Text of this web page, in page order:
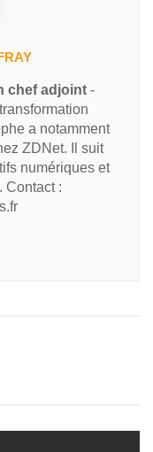
chef adjoint -
a notamment
ZDNet. Il suit
numériques et
Contact :